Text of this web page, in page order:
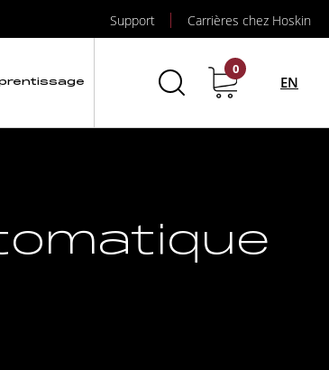
Support Carrières chez Hoskin
0
EN